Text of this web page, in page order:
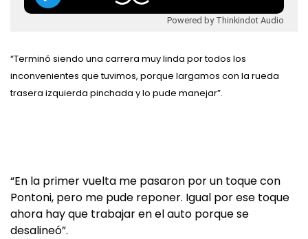
Powered by Thinkindot Audio
“Terminó siendo una carrera muy linda por todos los
inconvenientes que tuvimos, porque largamos con la rueda
trasera izquierda pinchada y lo pude manejar”.
“En la primer vuelta me pasaron por un toque con
Pontoni, pero me pude reponer. Igual por ese toque
ahora hay que trabajar en el auto porque se
desalineó”.